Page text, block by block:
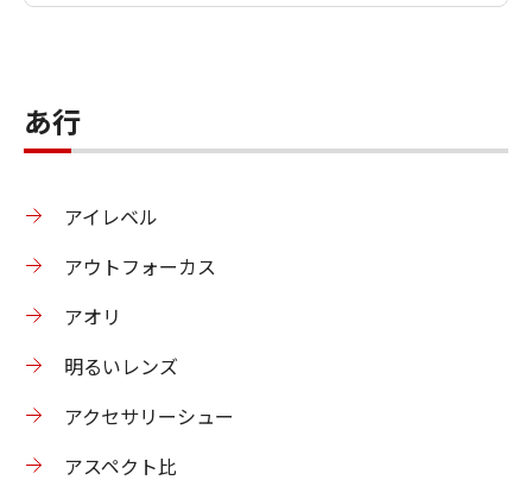
あ行
アイレベル
アウトフォーカス
アオリ
明るいレンズ
アクセサリーシュー
アスペクト比